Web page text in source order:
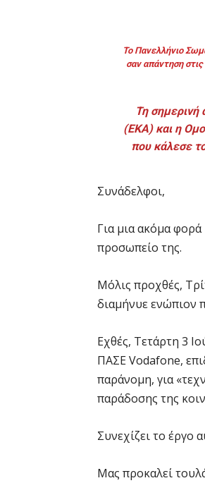
Το Πανελλήνιο
σαν απάντηση
Τη σημερινή
(ΕΚΑ) και η
που κάλεσε
Συνάδελφοι,
Για μια ακόμα φορά
προσωπείο της.
Μόλις προχθές,
διαμήνυε ενώπιον
Εχθές, Τετάρτη 3
ΠΑΣΕ Vodafone,
παράνομη, για
παράδοσης της
Συνεχίζει το έργο
Μας προκαλεί